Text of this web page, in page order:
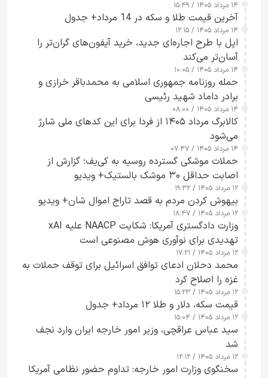
۱۴ مرداد ۱۴۰۵ / ۱۵:۴۹
آخرین قیمت طلا و سکه در 14 مرداد+ جدول
۱۴ مرداد ۱۴۰۵ / ۱۲:۱۵
اپل با طرح اجاره‌ای جدید، خرید آیفون‌های گران‌تر را
آسان‌تر می‌کند
۱۴ مرداد ۱۴۰۵ / ۱۰:۰۵
حمله روزنامه جمهوری اسلامی به محمدباقر خرازی و
برادر داماد شهید رئیسی
۱۴ مرداد ۱۴۰۵ / ۰۸:۰۰
کالابرگ مرداد ۱۴۰۵ از فردا برای این کدهای ملی شارژ
می‌شود
۱۴ مرداد ۱۴۰۵ / ۰۷:۴۷
حملات موشکی گسترده روسیه به کی‌یف؛ گزارش از
اصابت حداقل ۳۰ موشک بالستیک+ ویدیو
۱۲ مرداد ۱۴۰۵ / ۱۹:۳۲
بیهوش کردن مردم به قصد تاراج اموال شان+ ویدیو
۱۲ مرداد ۱۴۰۵ / ۱۸:۴۷
وزارت دادگستری آمریکا: شکایت NAACP علیه xAI
تهدیدی برای نوآوری هوش مصنوعی است
۱۲ مرداد ۱۴۰۵ / ۱۷:۲۱
محمد دحلان ادعای توافق اسرائیل برای توقف حملات به
غزه را اصلاح کرد
۱۲ مرداد ۱۴۰۵ / ۱۵:۲۳
قیمت سکه، دلار و طلا ۱۲ مرداد+ جدول
۱۲ مرداد ۱۴۰۵ / ۱۵:۰۴
سید عباس عراقچی، وزیر امور خارجه ایران وارد نجف
شد
۱۲ مرداد ۱۴۰۵ / ۱۲:۱۲
سخنگوی وزارت امور خارجه: تداوم حضور نظامی آمریکا